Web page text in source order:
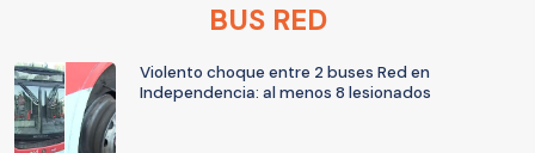
BUS RED
Violento choque entre 2 buses Red en
Independencia: al menos 8 lesionados